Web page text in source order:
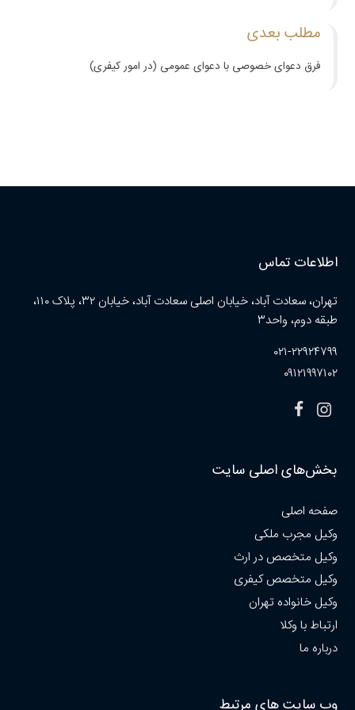
مطلب بعدی
فرق دعوای خصوصی با دعوای عمومی (در امور کیفری)
اطلاعات تماس
تهران، سعادت آباد، خیابان اصلی سعادت آباد، خیابان ۳۲، پلاک ۱۱۰،
طبقه دوم، واحد۳
۰۲۱-۲۲۹۲۴۷۹۹
۰۹۱۲۱۹۹۷۱۰۲
بخش‌های اصلی سایت
صفحه اصلی
وکیل مجرب ملکی
وکیل متخصص در ارث
وکیل متخصص کیفری
وکیل خانواده تهران
ارتباط با وکلا
درباره ما